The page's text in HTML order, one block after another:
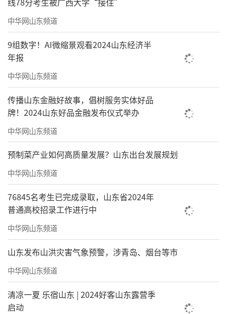
中华网山东频道
9组数字！AI微缩景观看2024山东经济半
年报
中华网山东频道
传播山东金融好故事，倡树服务实体好品
牌！2024山东好品金融发布仪式举办
中华网山东频道
预制菜产业如何高质量发展？山东出台发展规划
中华网山东频道
76845名考生已完成录取，山东省2024年
普通高校招录工作进行中
中华网山东频道
山东发布山洪灾害气象预警，涉青岛、烟台等市
中华网山东频道
清凉一夏 乐宿山东 | 2024好客山东露营季
启动